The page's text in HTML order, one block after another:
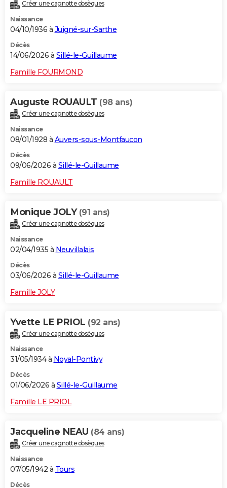
Créer une cagnotte obsèques
Naissance
04/10/1936 à Juigné-sur-Sarthe
Décès
14/06/2026 à Sillé-le-Guillaume
Famille FOURMOND
Auguste ROUAULT (98 ans)
Créer une cagnotte obsèques
Naissance
08/01/1928 à Auvers-sous-Montfaucon
Décès
09/06/2026 à Sillé-le-Guillaume
Famille ROUAULT
Monique JOLY (91 ans)
Créer une cagnotte obsèques
Naissance
02/04/1935 à Neuvillalais
Décès
03/06/2026 à Sillé-le-Guillaume
Famille JOLY
Yvette LE PRIOL (92 ans)
Créer une cagnotte obsèques
Naissance
31/05/1934 à Noyal-Pontivy
Décès
01/06/2026 à Sillé-le-Guillaume
Famille LE PRIOL
Jacqueline NEAU (84 ans)
Créer une cagnotte obsèques
Naissance
07/05/1942 à Tours
Décès